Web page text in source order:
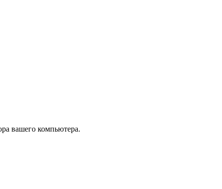
вашего компьютера.